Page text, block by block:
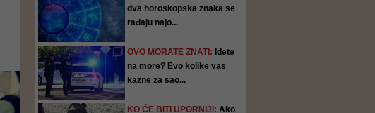
dva horoskopska znaka se
rađaju najo...
OVO MORATE ZNATI: Idete
na more? Evo kolike vas
kazne za sao...
KO ĆE BITI UPORNIJI: Ako